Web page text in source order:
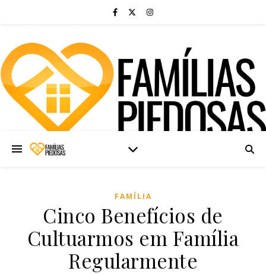
FAMÍLIA
Cinco Benefícios de
Cultuarmos em Família
Regularmente